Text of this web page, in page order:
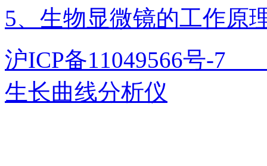
5、生物显微镜的工作原
沪ICP备11049566号
生长曲线分析仪